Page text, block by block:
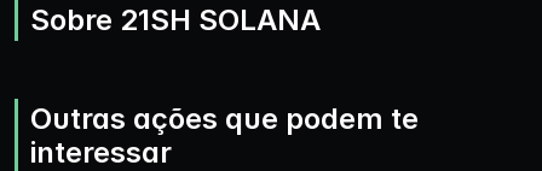
Sobre 21SH SOLANA
Outras ações que podem te
interessar